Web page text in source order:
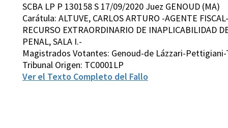
SCBA LP P 130158 S 17/09/2020 Juez GENOUD (MA)
Carátula: ALTUVE, CARLOS ARTURO -AGENTE
RECURSO EXTRAORDINARIO DE INAPLICABILIDAD
PENAL, SALA I.-
Magistrados Votantes: Genoud-de Lázzari-
Tribunal Origen: TC0001LP
Ver el Texto Completo del Fallo